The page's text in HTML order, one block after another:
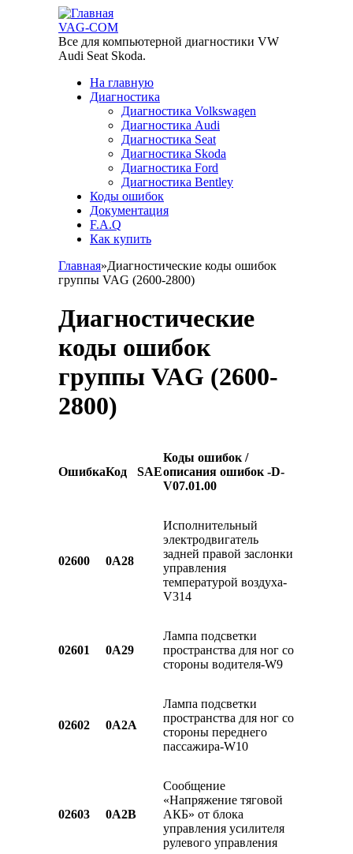
Перейти к основному содержанию
VAG-COM
Все для компьютерной диагностики VW
Audi Seat Skoda.
На главную
Диагностика
Диагностика Volkswagen
Диагностика Audi
Диагностика Seat
Диагностика Skoda
Диагностика Ford
Диагностика Bentley
Коды ошибок
Документация
F.A.Q
Как купить
Вы здесь
Главная»Диагностические коды ошибок
группы VAG (2600-2800)
Диагностические
коды ошибок
группы VAG (2600-
2800)
ОшибкаКод SAE
Коды ошибок /
описания ошибок -D-
V07.01.00
02600 0A28
Исполнительный
электродвигатель
задней правой заслонки
управления
температурой воздуха-
V314
02601 0A29
Лампа подсветки
пространства для ног со
стороны водителя-W9
02602 0A2A
Лампа подсветки
пространства для ног со
стороны переднего
пассажира-W10
02603 0A2B
Сообщение
«Напряжение тяговой
АКБ» от блока
управления усилителя
рулевого управления